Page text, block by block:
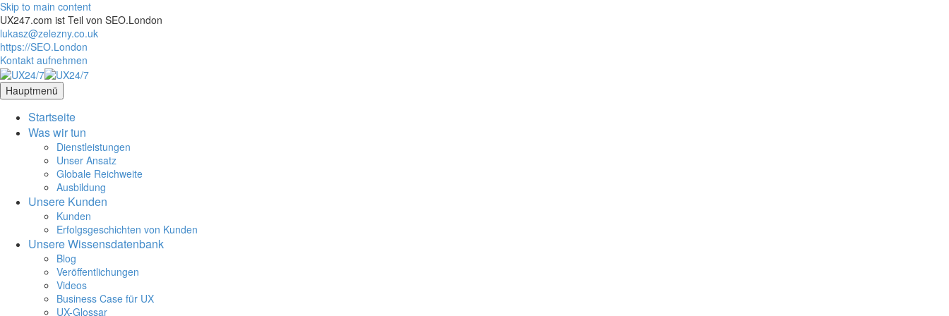
Skip to main content
UX247.com ist Teil von SEO.London
lukasz@zelezny.co.uk
https://SEO.London
Kontakt aufnehmen
Hauptmenü
Startseite
Was wir tun
Dienstleistungen
Unser Ansatz
Globale Reichweite
Ausbildung
Unsere Kunden
Kunden
Erfolgsgeschichten von Kunden
Unsere Wissensdatenbank
Blog
Veröffentlichungen
Videos
Business Case für UX
UX-Glossar